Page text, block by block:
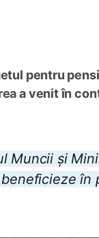
pentru
a venit în
Muncii și
în